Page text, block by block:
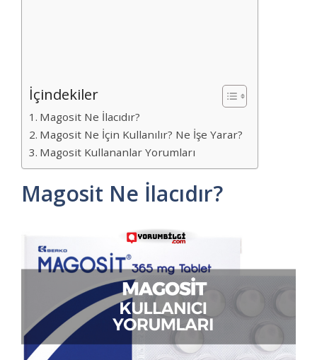
İçindekiler
Magosit Ne İlacıdır?
Magosit Ne İçin Kullanılır? Ne İşe Yarar?
Magosit Kullananlar Yorumları
Magosit Ne İlacıdır?